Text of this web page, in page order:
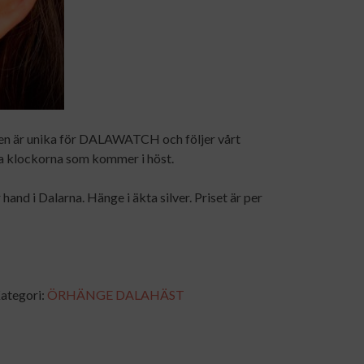
är unika för DALAWATCH och följer vårt
klockorna som kommer i höst.
i Dalarna. Hänge i äkta silver. Priset är per
ÖRHÄNGE DALAHÄST